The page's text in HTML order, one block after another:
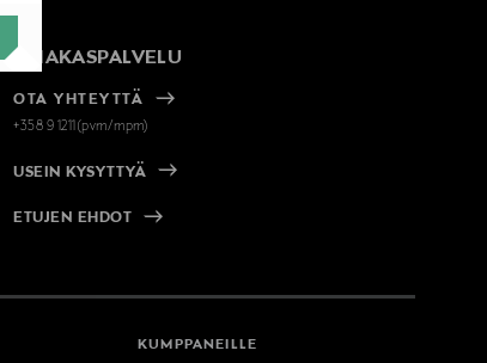
ASIAKASPALVELU
OTA YHTEYTTÄ
+358 9 1211(pvm/mpm)
USEIN KYSYTTYÄ
ETUJEN EHDOT
KUMPPANEILLE